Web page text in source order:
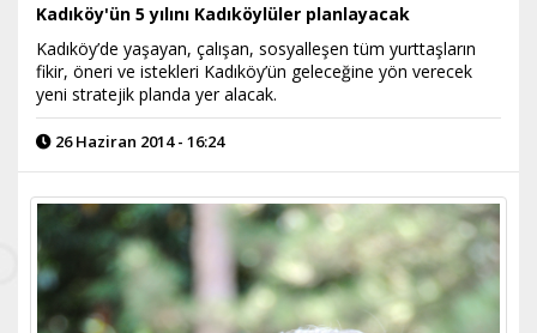
Kadıköy'ün 5 yılını Kadıköylüler planlayacak
Kadıköy’de yaşayan, çalışan, sosyalleşen tüm yurttaşların
fikir, öneri ve istekleri Kadıköy’ün geleceğine yön verecek
yeni stratejik planda yer alacak.
26 Haziran 2014 - 16:24